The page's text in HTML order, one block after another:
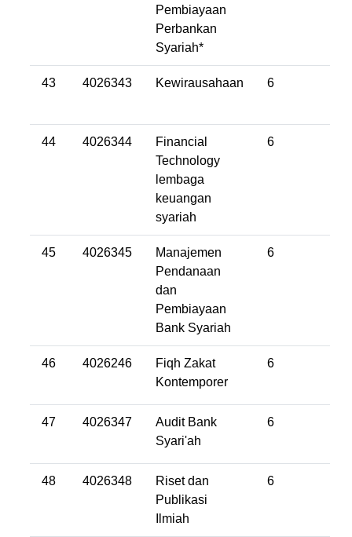
Pembiayaan
Perbankan
Syariah*
43 4026343 Kewirausahaan 6
44 4026344
Financial
Technology
lembaga
keuangan
syariah
6
45 4026345
Manajemen
Pendanaan
dan
Pembiayaan
Bank Syariah
6
46 4026246
Fiqh Zakat
Kontemporer
6
47 4026347
Audit Bank
Syari'ah
6
48 4026348
Riset dan
Publikasi
Ilmiah
6